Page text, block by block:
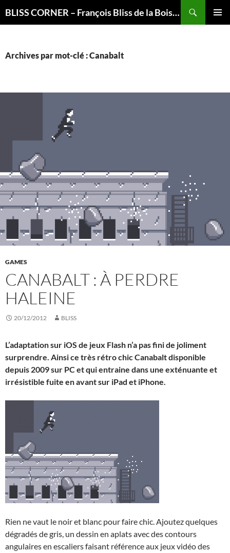
BLISS CORNER – François Bliss de la Boissière is here
Archives par mot-clé : Canabalt
GAMES
CANABALT : À PERDRE
HALEINE
20/12/2012 BLISS
L’adaptation sur iOS de jeux Flash n’a pas fini de joliment
surprendre. Ainsi ce très rétro chic Canabalt disponible
depuis 2009 sur PC et qui entraine dans une exténuante et
irrésistible fuite en avant sur iPad et iPhone.
Rien ne vaut le noir et blanc pour faire chic. Ajoutez quelques
dégradés de gris, un dessin en aplats avec des contours
angulaires en escaliers faisant référence aux jeux vidéo des